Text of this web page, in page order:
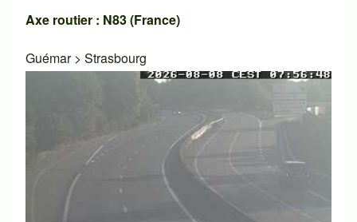
Axe routier : N83 (France)
Guémar> Strasbourg